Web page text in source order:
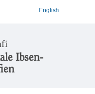
English
Ibsen-